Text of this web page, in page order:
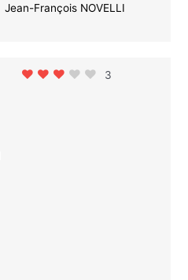
Jean-François NOVELLI
3